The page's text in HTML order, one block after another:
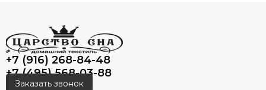
+7 (916) 268-84-48
+7 (495) 568-03-88
Заказать звонок